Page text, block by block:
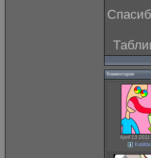
Комментарии
April 13
Katilda